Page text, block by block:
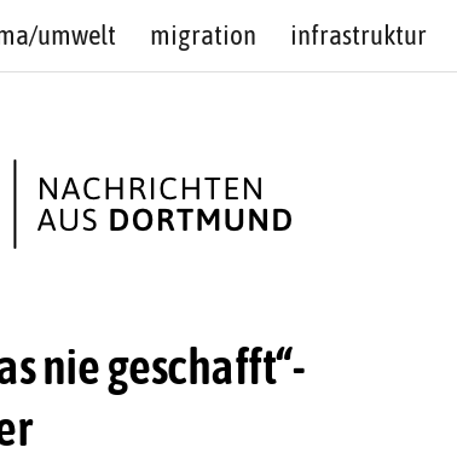
umwelt migration infrastruktur
nie geschafft“-